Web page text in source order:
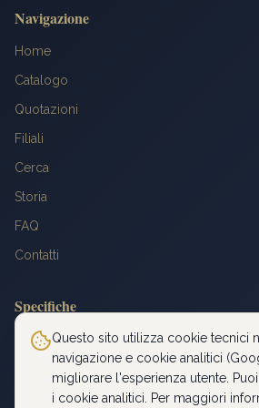
Navigazione
Home
Catalogo
Quotazioni
Filiali
Cerca
Storia
FAQ
Contatti
Specifiche
Peso: 6,4516 g
Titolo: 900‰
Diametro: 21 mm
Questo sito utilizza cookie tecnici
navigazione e cookie analitici
migliorare l'esperienza utente.
i cookie analitici. Per maggiori